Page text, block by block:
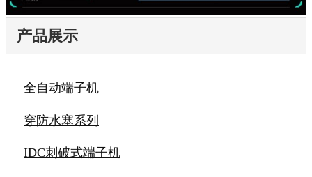
产品展示
全自动端子机
穿防水塞系列
IDC刺破式端子机